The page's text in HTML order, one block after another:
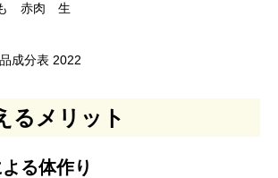
赤肉 生
成分表 2022
るメリット
る体作り